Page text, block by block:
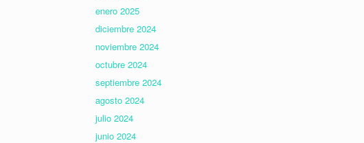
enero 2025
diciembre 2024
noviembre 2024
octubre 2024
septiembre 2024
agosto 2024
julio 2024
junio 2024